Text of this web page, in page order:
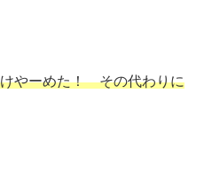
やーめた！ その代わりに